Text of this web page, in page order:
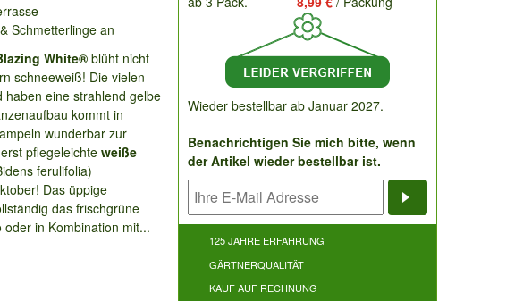
Schmetterlinge an
White®blüht nicht
schneeweiß! Die vielen
haben eine strahlend gelbe
kommt in
wunderbar zur
pflegeleichte weiße
ferulifolia)
Das üppige
das frischgrüne
in Kombination mit...
Wieder bestellbar ab Januar 2027.
Benachrichtigen Sie mich bitte, wenn
der Artikel wieder bestellbar ist.
125 JAHRE ERFAHRUNG
GÄRTNERQUALITÄT
KAUF AUF RECHNUNG